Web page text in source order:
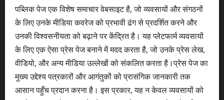
पब्लिक पेज एक विशेष समाचार वेबसाइट है, जो व्यवसायों और संगठनों
के लिए उनके मीडिया कवरेज को प्रभावी ढंग से प्रदर्शित करने और
उनकी विश्वसनीयता को बढ़ाने पर केंद्रित है। यह प्लेटफार्म व्यवसायों
के लिए एक ऐसा प्रेस पेज बनाने में मदद करता है, जो उनके प्रेस लेख,
वीडियो, और अन्य मीडिया उल्लेखों को संकलित करता है।प्रेस पेज का
मुख्य उद्देश्य पत्रकारों और आगंतुकों को प्रासंगिक जानकारी तक
आसान पहुँच प्रदान करना है। इस प्रकार, यह न केवल व्यवसायों को